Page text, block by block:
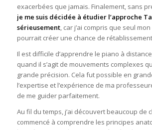
exacerbées que jamais. Finalement, sans
je me suis décidée à étudier l’approche
sérieusement, car j’ai compris que seul
pourrait créer une chance de
Il est difficile d’apprendre le piano à
quand il s’agit de mouvements complexes
grande précision. Cela fut possible en
l’expertise et l’expérience de ma
de me guider parfaitement.
Au fil du temps, j’ai découvert beaucoup de
commencé à comprendre les principes